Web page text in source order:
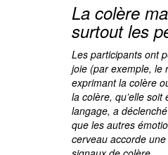
La colère
surtout les
Les participants ont
joie (par exemple, le
exprimant la colère
la colère, qu’elle
langage, a
que les autres
cerveau accorde